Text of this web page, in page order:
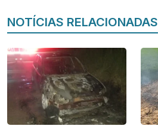
NOTÍCIAS RELACIONADAS